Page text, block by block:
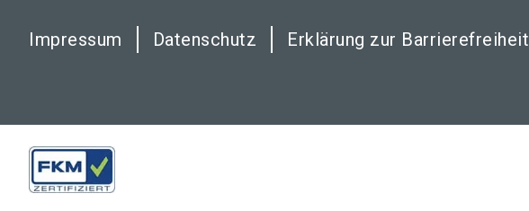
Impressum Datenschutz Erklärung zur Barrierefreiheit